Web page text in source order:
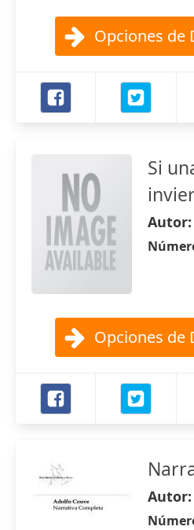
Opciones de
Si
Autor:
Opciones de
Autor: